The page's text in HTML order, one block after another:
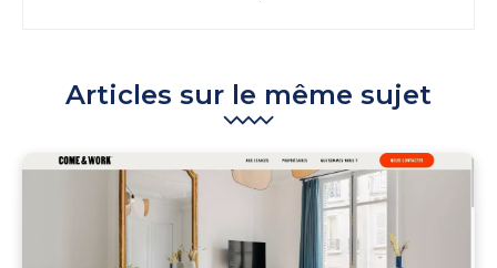
Articles sur le même sujet